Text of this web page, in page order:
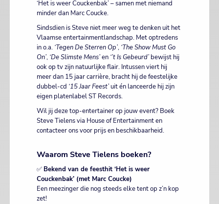
‘Het is weer Couckenbak’ – samen met niemand
minder dan Marc Coucke.
Sindsdien is Steve niet meer weg te denken uit het
Vlaamse entertainmentlandschap. Met optredens
in o.a. ‘Tegen De Sterren Op’, ‘The Show Must Go
On’, ‘De Slimste Mens’en ‘’t Is Gebeurd’bewijst hij
ook op tv zijn natuurlijke flair. Intussen viert hij
meer dan 15 jaar carrière, bracht hij de feestelijke
dubbel-cd ‘15 Jaar Feest’uit én lanceerde hij zijn
eigen platenlabel ST Records.
Wil jij deze top-entertainer op jouw event? Boek
Steve Tielens via House of Entertainment en
contacteer ons voor prijs en beschikbaarheid.
Waarom Steve Tielens boeken?
✅ Bekend van de feesthit ‘Het is weer
Couckenbak’ (met Marc Coucke)
Een meezinger die nog steeds elke tent op z’n kop
zet!